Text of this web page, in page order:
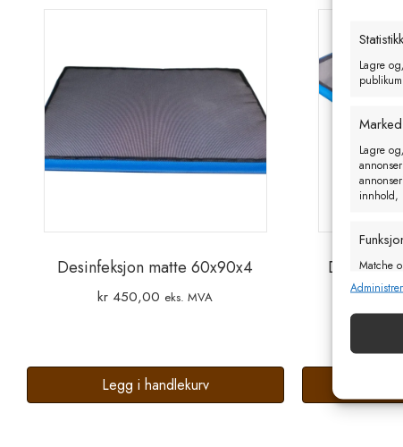
Statistikk
Lagre
Lagre
innhold,
Matche
enheter
og
Desinfeksjon matte 60x90x4
kr 450,00 eks. MVA
Legg i handlekurv
kr